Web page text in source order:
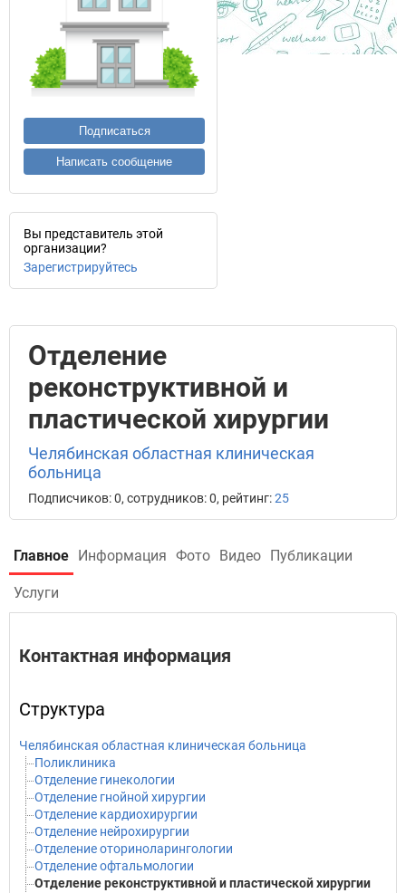
Подписаться
Написать сообщение
Вы представитель этой
организации?
Зарегистрируйтесь
Отделение
реконструктивной и
пластической хирургии
Челябинская областная клиническая
больница
Подписчиков: 0, сотрудников: 0, рейтинг:25
Главное Информация Фото Видео Публикации
Услуги
Контактная информация
Структура
Челябинская областная клиническая больница
Поликлиника
Отделение гинекологии
Отделение гнойной хирургии
Отделение кардиохирургии
Отделение нейрохирургии
Отделение оториноларингологии
Отделение офтальмологии
Отделение реконструктивной и пластической хирургии